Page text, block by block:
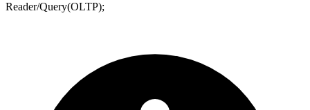
Reader/Query(OLTP);